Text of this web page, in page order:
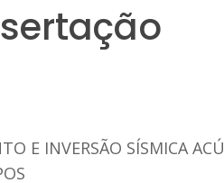
E INVERSÃO SÍSMICA